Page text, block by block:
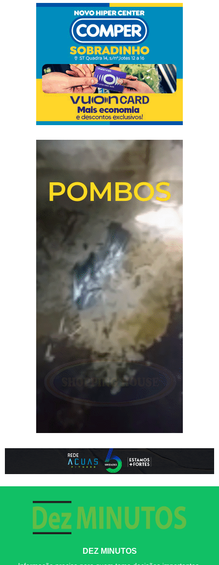
DEZ MINUTOS